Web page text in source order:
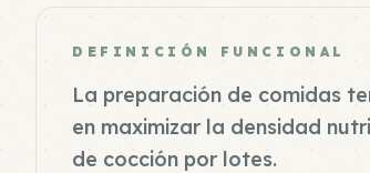
DEFINICIÓN FUNCIONAL
La preparación de comidas
en maximizar la densidad
de cocción por lotes.